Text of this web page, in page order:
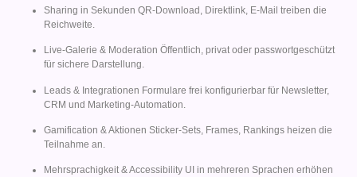
Sharing in Sekunden QR-Download, Direktlink, E-Mail treiben die
Reichweite.
Live-Galerie & Moderation Öffentlich, privat oder passwortgeschützt
für sichere Darstellung.
Leads & Integrationen Formulare frei konfigurierbar für Newsletter,
CRM und Marketing-Automation.
Gamification & Aktionen Sticker-Sets, Frames, Rankings heizen die
Teilnahme an.
Mehrsprachigkeit & Accessibility UI in mehreren Sprachen erhöhen